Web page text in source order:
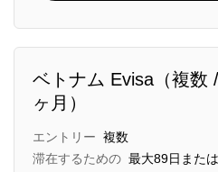
ベトナム Evisa（複数
ヶ月）
エントリー 複数
滞在するための 最大89日また